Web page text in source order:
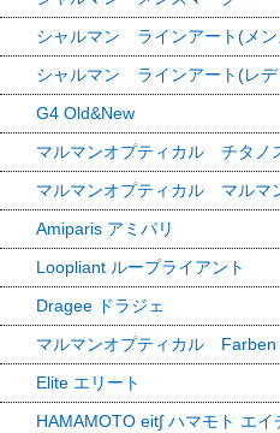
シャルマン ラインアート(メン
シャルマン ラインアート(レデ
G4 Old&New
マルマンオプティカル チタノ
マルマンオプティカル マルマ
Amiparis アミパリ
Loopliant ループライアント
Dragee ドラジェ
マルマンオプティカル Farben
Elite エリート
HAMAMOTO eit∫ ハマモト エイ